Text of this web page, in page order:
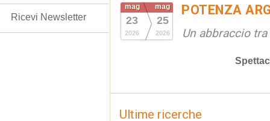
mag
23
2026
mag
25
2026
POTENZA
Un abbraccio
Ultime ricerche
Ricevi Newsletter